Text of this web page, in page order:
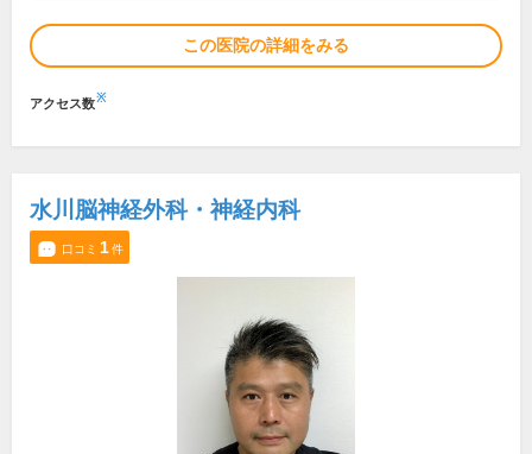
この医院の詳細をみる
アクセス数※
水川脳神経外科・神経内科
口コミ 1件